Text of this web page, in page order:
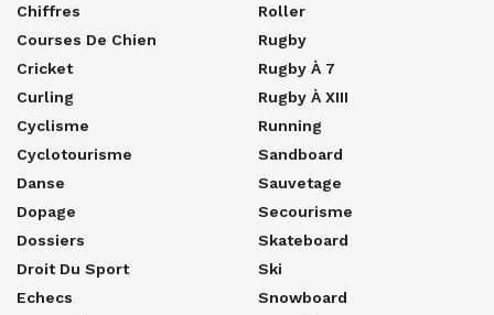
Chiffres
Courses De Chien
Cricket
Curling
Cyclisme
Cyclotourisme
Danse
Dopage
Dossiers
Droit Du Sport
Echecs
Roller
Rugby
Rugby À 7
Rugby À XIII
Running
Sandboard
Sauvetage
Secourisme
Skateboard
Ski
Snowboard